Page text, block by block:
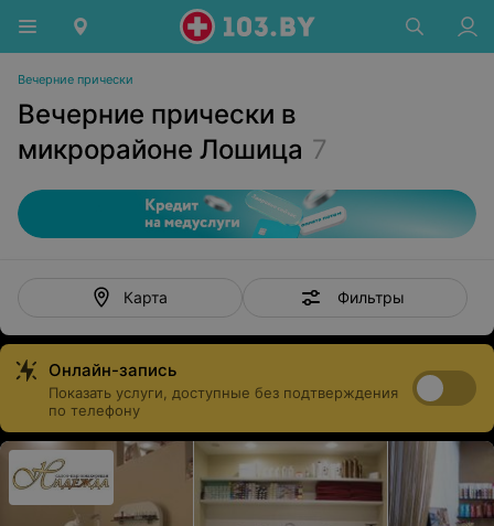
Вечерние прически
Вечерние прически в
микрорайоне Лошица 7
Карта Фильтры
Онлайн-запись
Показать услуги, доступные без подтверждения
по телефону